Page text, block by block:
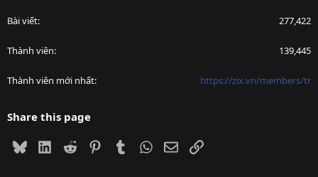
Bài viết 277,422
Thành viên 139,445
Thành viên mới nhất https://zix.vn/members/tr
Share this page
BlueskyLinkedIn
Reddit PinterestTumblrWhatsApp
EmailLink